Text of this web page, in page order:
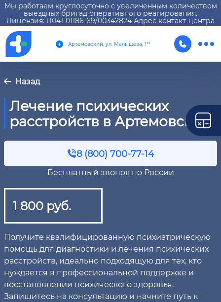
Мы работаем круглосуточно с увеличенным количеством
выездных бригад оперативного реагирования.
Лицензия: Л041-01186-69/00342824 Адрес контакт-центра
Артемовский, ул. Малышева, 1**
Назад
Лечение психических
расстройств в Артемовском
8 (800) 700-77-14
Бесплатный звонок по России
1 800 руб.
Получите квалифицированную психиатрическую
помощь для диагностики и лечения психических
расстройств, идеально подходящую для тех, кто
нуждается в профессиональной поддержке и
восстановлении психического здоровья.
Запишитесь на консультацию и начните путь к